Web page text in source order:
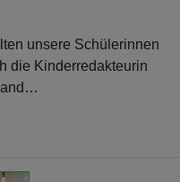
unsere Schülerinnen
die Kinderredakteurin